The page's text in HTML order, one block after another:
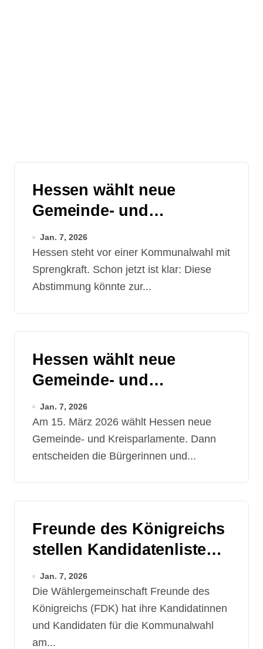
Hessen wählt neue
Gemeinde- und
Kreisparlamente
Jan. 7, 2026
Hessen steht vor einer Kommunalwahl mit
Sprengkraft. Schon jetzt ist klar: Diese
Abstimmung könnte zur...
Hessen wählt neue
Gemeinde- und
Kreisparlamente
Jan. 7, 2026
Am 15. März 2026 wählt Hessen neue
Gemeinde- und Kreisparlamente. Dann
entscheiden die Bürgerinnen und...
Freunde des Königreichs
stellen Kandidatenliste
für Kommunalwahl 2026
auf
Jan. 7, 2026
Die Wählergemeinschaft Freunde des
Königreichs (FDK) hat ihre Kandidatinnen
und Kandidaten für die Kommunalwahl
am...